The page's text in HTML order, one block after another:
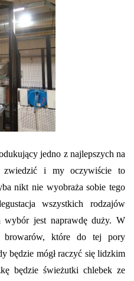
jedno z najlepszych na
zwiedzić i my oczywiście to
nikt nie wyobraża sobie tego
wszystkich rodzajów
jest naprawdę duży. W
które do tej pory
będzie mógł raczyć się lidzkim
będzie świeżutki chlebek ze